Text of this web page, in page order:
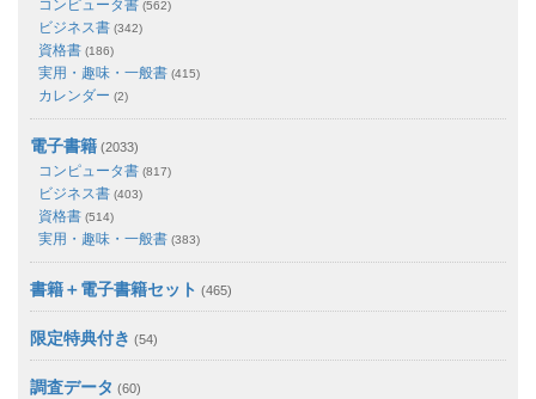
コンピュータ書 (562)
ビジネス書 (342)
資格書 (186)
実用・趣味・一般書 (415)
カレンダー (2)
電子書籍 (2033)
コンピュータ書 (817)
ビジネス書 (403)
資格書 (514)
実用・趣味・一般書 (383)
書籍＋電子書籍セット (465)
限定特典付き (54)
調査データ (60)